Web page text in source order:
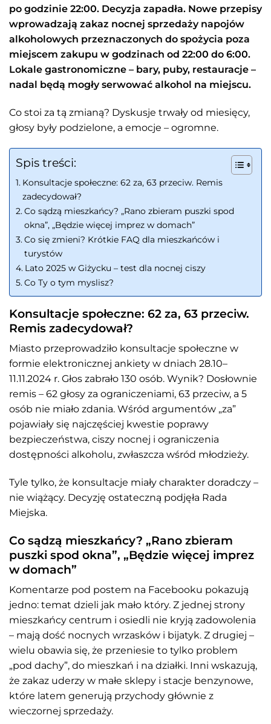
po godzinie 22:00. Decyzja zapadła. Nowe przepisy
wprowadzają zakaz nocnej sprzedaży napojów
alkoholowych przeznaczonych do spożycia poza
miejscem zakupu w godzinach od 22:00 do 6:00.
Lokale gastronomiczne – bary, puby, restauracje –
nadal będą mogły serwować alkohol na miejscu.
Co stoi za tą zmianą? Dyskusje trwały od miesięcy,
głosy były podzielone, a emocje – ogromne.
Spis treści:
Konsultacje społeczne: 62 za, 63 przeciw. Remis
zadecydował?
Co sądzą mieszkańcy? „Rano zbieram puszki spod
okna”, „Będzie więcej imprez w domach”
Co się zmieni? Krótkie FAQ dla mieszkańców i
turystów
Lato 2025 w Giżycku – test dla nocnej ciszy
Co Ty o tym myslisz?
Konsultacje społeczne: 62 za, 63 przeciw.
Remis zadecydował?
Miasto przeprowadziło konsultacje społeczne w
formie elektronicznej ankiety w dniach 28.10–
11.11.2024 r. Głos zabrało 130 osób. Wynik? Dosłownie
remis – 62 głosy za ograniczeniami, 63 przeciw, a 5
osób nie miało zdania. Wśród argumentów „za”
pojawiały się najczęściej kwestie poprawy
bezpieczeństwa, ciszy nocnej i ograniczenia
dostępności alkoholu, zwłaszcza wśród młodzieży.
Tyle tylko, że konsultacje miały charakter doradczy –
nie wiążący. Decyzję ostateczną podjęła Rada
Miejska.
Co sądzą mieszkańcy? „Rano zbieram
puszki spod okna”, „Będzie więcej imprez
w domach”
Komentarze pod postem na Facebooku pokazują
jedno: temat dzieli jak mało który. Z jednej strony
mieszkańcy centrum i osiedli nie kryją zadowolenia
– mają dość nocnych wrzasków i bijatyk. Z drugiej –
wielu obawia się, że przeniesie to tylko problem
„pod dachy”, do mieszkań i na działki. Inni wskazują,
że zakaz uderzy w małe sklepy i stacje benzynowe,
które latem generują przychody głównie z
wieczornej sprzedaży.